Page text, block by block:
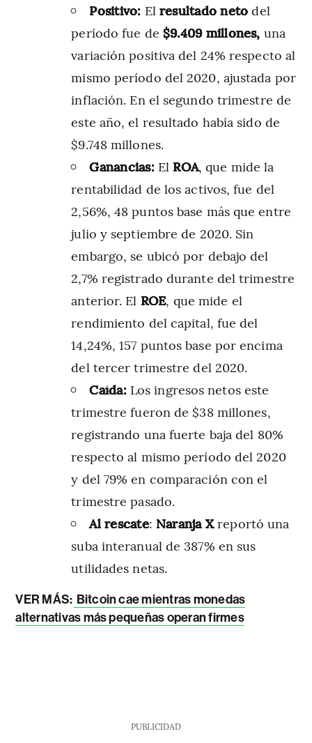
Positivo: El resultado neto del
período fue de $9.409 millones, una
variación positiva del 24% respecto al
mismo período del 2020, ajustada por
inflación. En el segundo trimestre de
este año, el resultado había sido de
$9.748 millones.
Ganancias: El ROA, que mide la
rentabilidad de los activos, fue del
2,56%, 48 puntos base más que entre
julio y septiembre de 2020. Sin
embargo, se ubicó por debajo del
2,7% registrado durante del trimestre
anterior. El ROE, que mide el
rendimiento del capital, fue del
14,24%, 157 puntos base por encima
del tercer trimestre del 2020.
Caída: Los ingresos netos este
trimestre fueron de $38 millones,
registrando una fuerte baja del 80%
respecto al mismo período del 2020
y del 79% en comparación con el
trimestre pasado.
Al rescate: Naranja Xreportó una
suba interanual de 387% en sus
utilidades netas.
VER MÁS: Bitcoin cae mientras monedas
alternativas más pequeñas operan firmes
PUBLICIDAD